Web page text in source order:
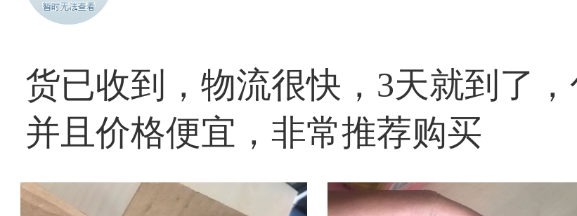
货已收到，物流很快，3天就到了，
并且价格便宜，非常推荐购买